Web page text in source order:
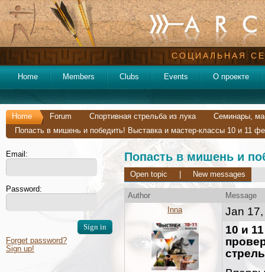
СОЦИАЛЬНАЯ
Home Members Clubs Events О проекте
Home Forum Спортивная стрельба из лука
Семинары,
Попасть в мишень и победить! Выставка и мастер-классы 10 и 11
Email:
Password:
Forget password?
Sign up!
Попасть в мишень и
Open topic New messages
Author Message
Jan
10 и
Inna